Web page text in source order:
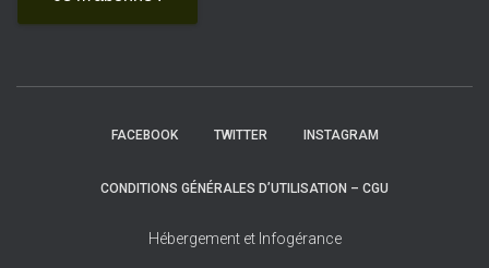
FACEBOOK TWITTER INSTAGRAM
CONDITIONS GÉNÉRALES D’UTILISATION – CGU
Hébergement et Infogérance